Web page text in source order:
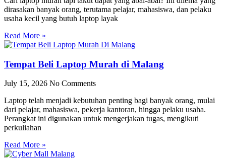
dirasakan banyak orang, terutama pelajar, mahasiswa, dan pelaku
usaha kecil yang butuh laptop layak
Read More »
Tempat Beli Laptop Murah di Malang
July 15, 2026 No Comments
Laptop telah menjadi kebutuhan penting bagi banyak orang, mulai
dari pelajar, mahasiswa, pekerja kantoran, hingga pelaku usaha.
Perangkat ini digunakan untuk mengerjakan tugas, mengikuti
perkuliahan
Read More »